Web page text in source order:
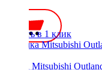
Купить в 1 клик
Рамка Mitsubishi